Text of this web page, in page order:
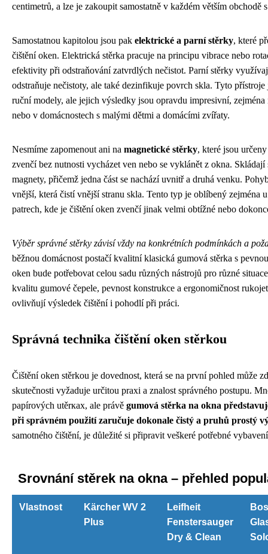
centimetrů, a lze je zakoupit samostatně v každém větším obchodě
Samostatnou kapitolou jsou pak elektrické a parní stěrky, které
čištění oken. Elektrická stěrka pracuje na principu vibrace nebo
efektivity při odstraňování zatvrdlých nečistot. Parní stěrky
odstraňuje nečistoty, ale také dezinfikuje povrch skla. Tyto přístroje
ruční modely, ale jejich výsledky jsou opravdu impresivní, zejména
nebo v domácnostech s malými dětmi a domácími zvířaty.
Nesmíme zapomenout ani na magnetické stěrky, které jsou
zvenčí bez nutnosti vycházet ven nebo se vyklánět z okna. Skládají
magnety, přičemž jedna část se nachází uvnitř a druhá venku.
vnější, která čistí vnější stranu skla. Tento typ je oblíbený zejména
patrech, kde je čištění oken zvenčí jinak velmi obtížné nebo
Výběr správné stěrky závisí vždy na konkrétních podmínkách a
běžnou domácnost postačí kvalitní klasická gumová stěrka s
oken bude potřebovat celou sadu různých nástrojů pro různé
kvalitu gumové čepele, pevnost konstrukce a ergonomičnost
ovlivňují výsledek čištění i pohodlí při práci.
Správná technika čištění oken stěrkou
Čištění oken stěrkou je dovednost, která se na první pohled může
skutečnosti vyžaduje určitou praxi a znalost správného postupu.
papírových utěrках, ale právě gumová stěrka na okna
při správném použití zaručuje dokonale čistý a pruhů prostý
samotného čištění, je důležité si připravit veškeré potřebné
Srovnání stěrek na okna – přehled
Vlastnost
Kärcher WV 2
Plus
Leifheit
Fenstersauger
Dry & Clean